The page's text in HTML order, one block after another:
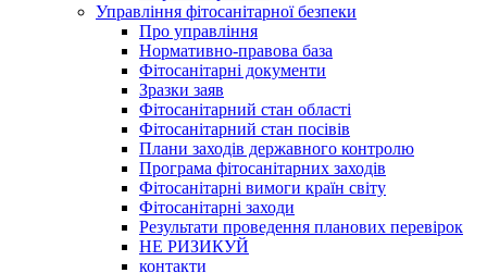
Управління фітосанітарної безпеки
Про управління
Нормативно-правова база
Фітосанітарні документи
Зразки заяв
Фітосанітарний стан області
Фітосанітарний стан посівів
Плани заходів державного контролю
Програма фітосанітарних заходів
Фітосанітарні вимоги країн світу
Фітосанітарні заходи
Результати проведення планових перевірок
НЕ РИЗИКУЙ
контакти